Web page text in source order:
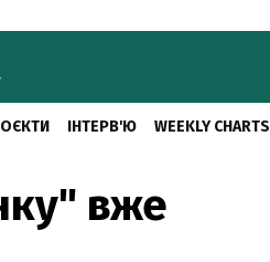
ІНТЕРВ'Ю WEEKLY CHARTS
вже